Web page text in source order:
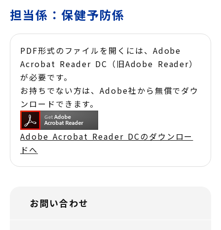
担当係：保健予防係
PDF形式のファイルを開くには、Adobe
Acrobat Reader DC（旧Adobe Reader）
が必要です。
お持ちでない方は、Adobe社から無償でダウ
ンロードできます。
Adobe Acrobat Reader DCのダウンロー
ドへ
お問い合わせ